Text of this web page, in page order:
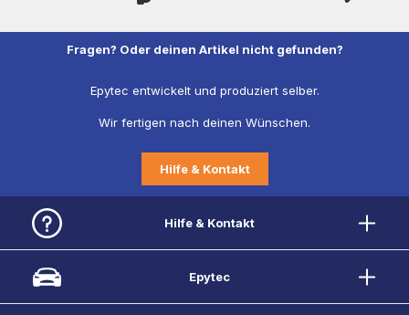
Fragen? Oder deinen Artikel nicht gefunden?
Epytec entwickelt und produziert selber.
Wir fertigen nach deinen Wünschen.
Hilfe & Kontakt
Hilfe & Kontakt
Epytec